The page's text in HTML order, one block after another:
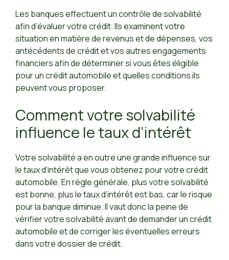
Les banques effectuent un contrôle de solvabilité
afin d’évaluer votre crédit. Ils examinent votre
situation en matière de revenus et de dépenses, vos
antécédents de crédit et vos autres engagements
financiers afin de déterminer si vous êtes éligible
pour un crédit automobile et quelles conditions ils
peuvent vous proposer.
Comment votre solvabilité
influence le taux d’intérêt
Votre solvabilité a en outre une grande influence sur
le taux d’intérêt que vous obtenez pour votre crédit
automobile. En règle générale, plus votre solvabilité
est bonne, plus le taux d’intérêt est bas, car le risque
pour la banque diminue. Il vaut donc la peine de
vérifier votre solvabilité avant de demander un crédit
automobile et de corriger les éventuelles erreurs
dans votre dossier de crédit.